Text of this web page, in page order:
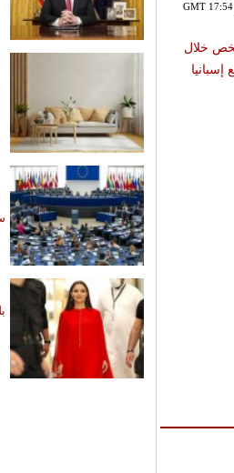
الخميس ,06 آب / أغسطس GMT 17:54
من 100 شخص خلال